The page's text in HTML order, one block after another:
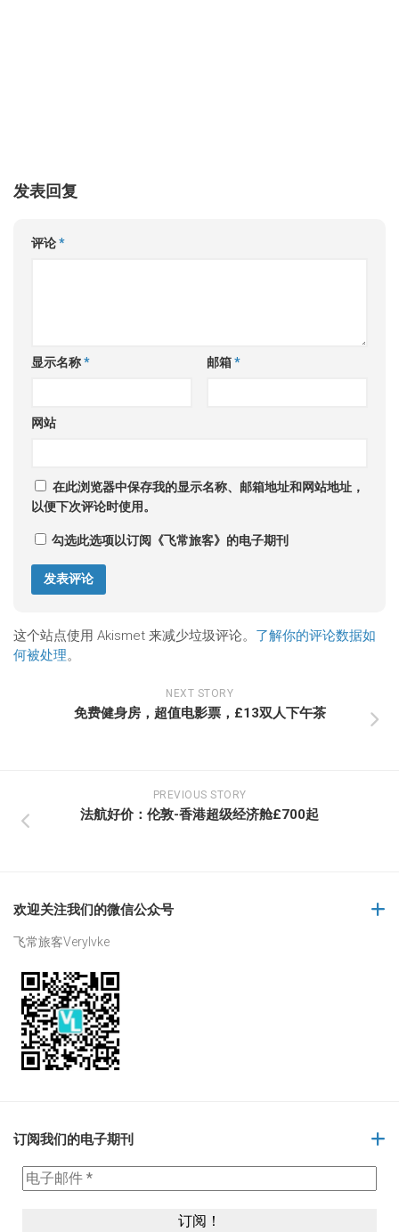
发表回复
评论*
显示名称* 邮箱*
网站
在此浏览器中保存我的显示名称、邮箱地址和网站地址，
以便下次评论时使用。
勾选此选项以订阅《飞常旅客》的电子期刊
这个站点使用 Akismet 来减少垃圾评论。 了解你的评论数据如
何被处理。
NEXT STORY
免费健身房，超值电影票，£13双人下午茶
PREVIOUS STORY
法航好价：伦敦-香港超级经济舱£700起
欢迎关注我们的微信公众号
飞常旅客Verylvke
订阅我们的电子期刊